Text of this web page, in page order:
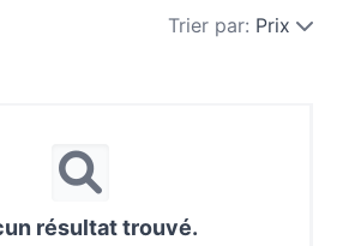
Trier par: Prix
résultat trouvé.